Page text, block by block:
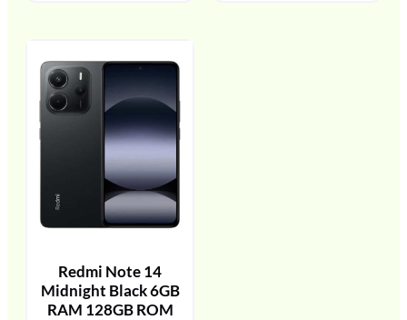
Redmi Note 14
Midnight Black 6GB
RAM 128GB ROM